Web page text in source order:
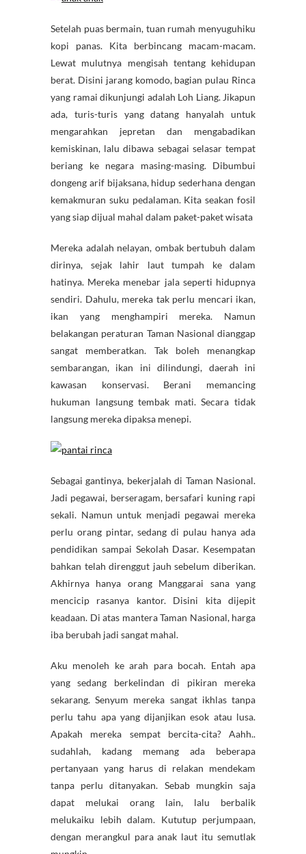
Setelah puas bermain, tuan rumah menyuguhiku
kopi panas. Kita berbincang macam-macam.
Lewat mulutnya mengisah tentang kehidupan
berat. Disini jarang komodo, bagian pulau Rinca
yang ramai dikunjungi adalah Loh Liang. Jikapun
ada, turis-turis yang datang hanyalah untuk
mengarahkan jepretan dan mengabadikan
kemiskinan, lalu dibawa sebagai selasar tempat
beriang ke negara masing-masing. Dibumbui
dongeng arif bijaksana, hidup sederhana dengan
kemakmuran suku pedalaman. Kita seakan fosil
yang siap dijual mahal dalam paket-paket wisata
Mereka adalah nelayan, ombak bertubuh dalam
dirinya, sejak lahir laut tumpah ke dalam
hatinya. Mereka menebar jala seperti hidupnya
sendiri. Dahulu, mereka tak perlu mencari ikan,
ikan yang menghampiri mereka. Namun
belakangan peraturan Taman Nasional dianggap
sangat memberatkan. Tak boleh menangkap
sembarangan, ikan ini dilindungi, daerah ini
kawasan konservasi. Berani memancing
hukuman langsung tembak mati. Secara tidak
langsung mereka dipaksa menepi.
Sebagai gantinya, bekerjalah di Taman Nasional.
Jadi pegawai, berseragam, bersafari kuning rapi
sekali. Namun untuk menjadi pegawai mereka
perlu orang pintar, sedang di pulau hanya ada
pendidikan sampai Sekolah Dasar. Kesempatan
bahkan telah direnggut jauh sebelum diberikan.
Akhirnya hanya orang Manggarai sana yang
mencicip rasanya kantor. Disini kita dijepit
keadaan. Di atas mantera Taman Nasional, harga
iba berubah jadi sangat mahal.
Aku menoleh ke arah para bocah. Entah apa
yang sedang berkelindan di pikiran mereka
sekarang. Senyum mereka sangat ikhlas tanpa
perlu tahu apa yang dijanjikan esok atau lusa.
Apakah mereka sempat bercita-cita? Aahh..
sudahlah, kadang memang ada beberapa
pertanyaan yang harus di relakan mendekam
tanpa perlu ditanyakan. Sebab mungkin saja
dapat melukai orang lain, lalu berbalik
melukaiku lebih dalam. Kututup perjumpaan,
dengan merangkul para anak laut itu semutlak